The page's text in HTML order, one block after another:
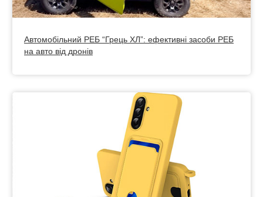
Автомобільний РЕБ “Грець ХЛ”: ефективні засоби РЕБ
на авто від дронів